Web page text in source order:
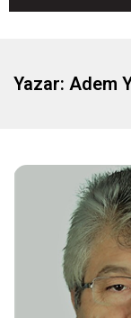
Yazar: Adem